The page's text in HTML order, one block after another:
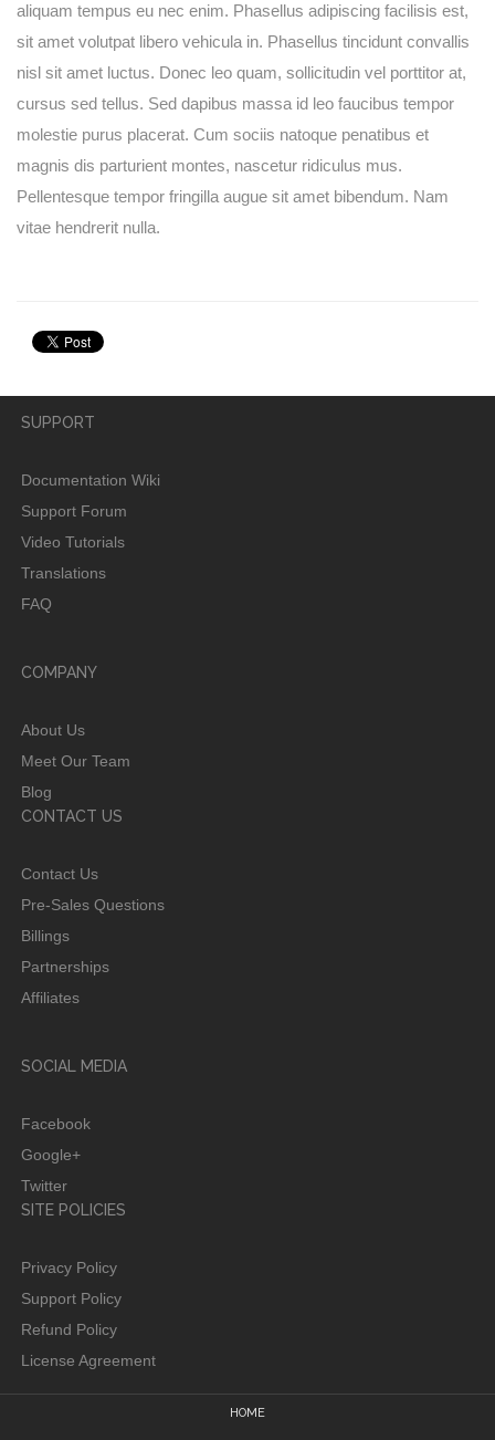
aliquam tempus eu nec enim. Phasellus adipiscing facilisis est,
sit amet volutpat libero vehicula in. Phasellus tincidunt convallis
nisl sit amet luctus. Donec leo quam, sollicitudin vel porttitor at,
cursus sed tellus. Sed dapibus massa id leo faucibus tempor
molestie purus placerat. Cum sociis natoque penatibus et
magnis dis parturient montes, nascetur ridiculus mus.
Pellentesque tempor fringilla augue sit amet bibendum. Nam
vitae hendrerit nulla.
SUPPORT
Documentation Wiki
Support Forum
Video Tutorials
Translations
FAQ
COMPANY
About Us
Meet Our Team
Blog
CONTACT US
Contact Us
Pre-Sales Questions
Billings
Partnerships
Affiliates
SOCIAL MEDIA
Facebook
Google+
Twitter
SITE POLICIES
Privacy Policy
Support Policy
Refund Policy
License Agreement
HOME